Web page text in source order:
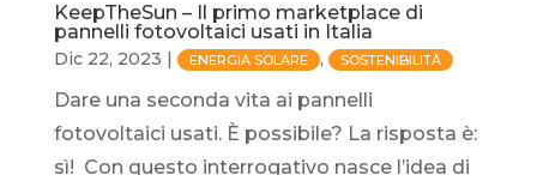
KeepTheSun – Il primo marketplace di
pannelli fotovoltaici usati in Italia
Dic 22, 2023 | ENERGIA SOLARE , SOSTENIBILITÀ
Dare una seconda vita ai pannelli
fotovoltaici usati. È possibile? La risposta è:
sì! Con questo interrogativo nasce l’idea di